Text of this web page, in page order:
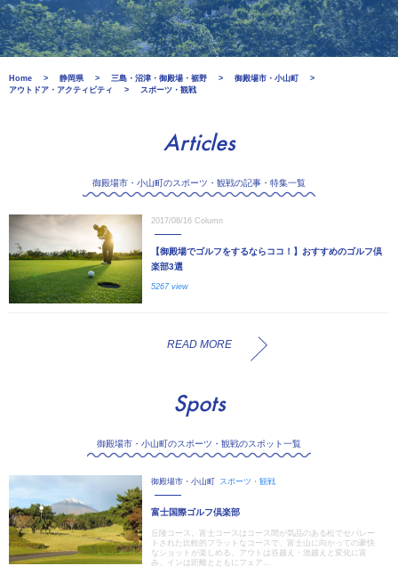
Home 静岡県 三島・沼津・御殿場・裾野
御殿場市・小山町
アウトドア・アクティビティ
スポーツ・観戦
Articles
御殿場市・小山町のスポーツ・観戦の記事・特集一覧
2017/08/16 Column
【御殿場でゴルフをするならココ！】おすすめのゴルフ倶
楽部3選
5267 view
READ MORE
Spots
御殿場市・小山町のスポーツ・観戦のスポット一覧
御殿場市・小山町 スポーツ・観戦
富士国際ゴルフ倶楽部
丘陵コース。富士コースはコース間が気品のある松でセパレー
トされた比較的フラットなコースで、富士山に向かっての豪快
なショットが楽しめる。アウトは谷越え・池越えと変化に富
み、インは距離とともにフェア...